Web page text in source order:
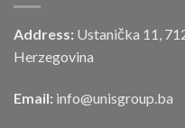
Address: Ustanička 11,
Herzegovina
Email: info@unisgroup.ba